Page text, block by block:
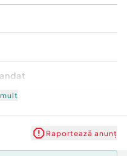
parcursul zilei
Raportează anunț